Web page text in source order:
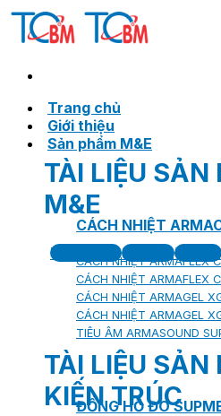
Skip
Trang chủ
Giới thiệu
Sản phẩm M&E
CÁCH NHIỆT
CÁCH NHIỆT ARMAFLEX
CÁCH NHIỆT ARMAFLEX
CÁCH NHIỆT ARMAGEL
CÁCH NHIỆT ARMAGEL
TIÊU ÂM ARMASOUND
ĐỒNG HỒ ĐO
TÀI LIỆU SẢN
M&E
Tiếng Việt English 臺灣語
TÀI LIỆU SẢN
KIẾN TRÚC